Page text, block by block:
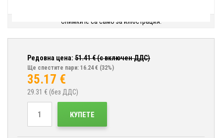
Снимките са само за илюстрация.
Редовна цена: 51.41€ (с включен ДДС)
Ще спестите пари: 16.24 € (32%)
35.17 €
29.31 € (без ДДС)
КУПЕТЕ